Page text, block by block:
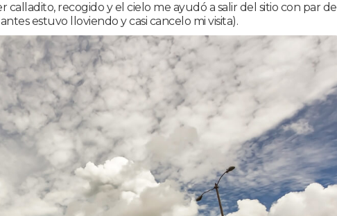
recogido y el cielo me ayudó a salir del sitio con par de
estuvo lloviendo y casi cancelo mi visita).